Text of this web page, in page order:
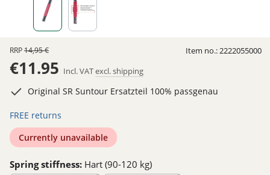
RRP14,95 €
€11.95 Incl. VATexcl. shipping
Original SR Suntour Ersatzteil 100% passgenau
FREE returns
Currently unavailable
Spring stiffness: Hart (90-120 kg)
Item no.:2222055000